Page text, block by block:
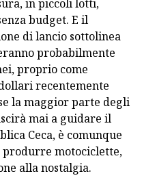
in piccoli lotti,
budget. E il
di lancio sottolinea
probabilmente
proprio come
recentemente
la maggior parte degli
mai a guidare il
Ceca, è comunque
motociclette,
alla nostalgia.